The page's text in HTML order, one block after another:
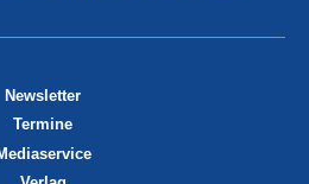
Newsletter
Termine